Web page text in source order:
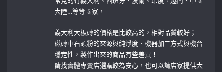
大陸…等等國家，
義大利大板磚的價格是比較高的，相對品質較好；
磁磚中石頭粉的來源與純淨度、機器加工方式與機台
穩定性，製作出來的商品有些差異！
請找實體專賣店選購較為安心，也可以請店家提供大